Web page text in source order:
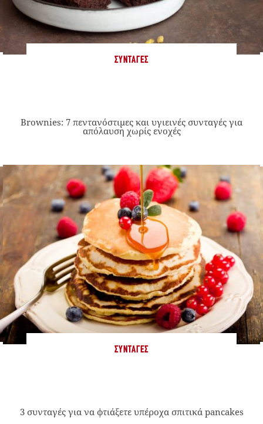
ΣΥΝΤΑΓΈΣ
Brownies: 7 πεντανόστιμες και υγιεινές συνταγές για
απόλαυση χωρίς ενοχές
ΣΥΝΤΑΓΈΣ
3 συνταγές για να φτιάξετε υπέροχα σπιτικά pancakes